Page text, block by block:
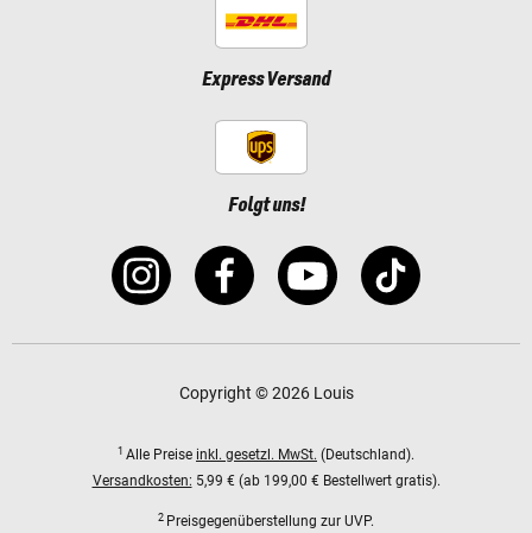
Express Versand
Folgt uns!
Copyright © 2026 Louis
1 Alle Preise inkl. gesetzl. MwSt. (Deutschland).
Versandkosten: 5,99 € (ab 199,00 € Bestellwert gratis).
2 Preisgegenüberstellung zur UVP.